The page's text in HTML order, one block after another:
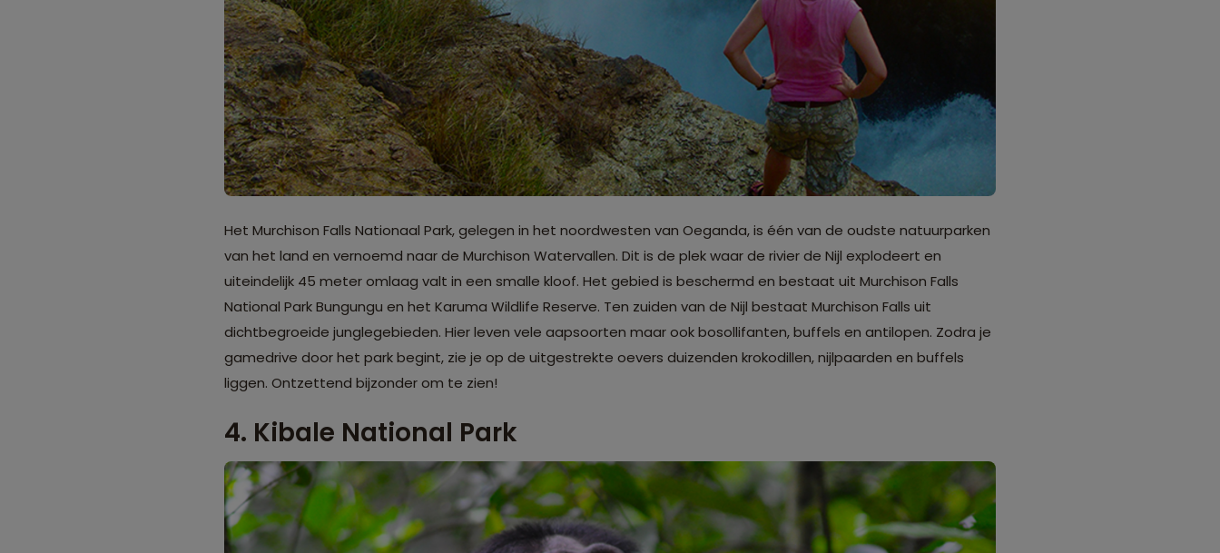
Het Murchison Falls Nationaal Park, gelegen in het noordwesten van Oeganda, is één van de oudste natuurparken
van het land en vernoemd naar de Murchison Watervallen. Dit is de plek waar de rivier de Nijl explodeert en
uiteindelijk 45 meter omlaag valt in een smalle kloof. Het gebied is beschermd en bestaat uit Murchison Falls
National Park Bungungu en het Karuma Wildlife Reserve. Ten zuiden van de Nijl bestaat Murchison Falls uit
dichtbegroeide junglegebieden. Hier leven vele aapsoorten maar ook bosollifanten, buffels en antilopen. Zodra je
gamedrive door het park begint, zie je op de uitgestrekte oevers duizenden krokodillen, nijlpaarden en buffels
liggen. Ontzettend bijzonder om te zien!
4. Kibale National Park